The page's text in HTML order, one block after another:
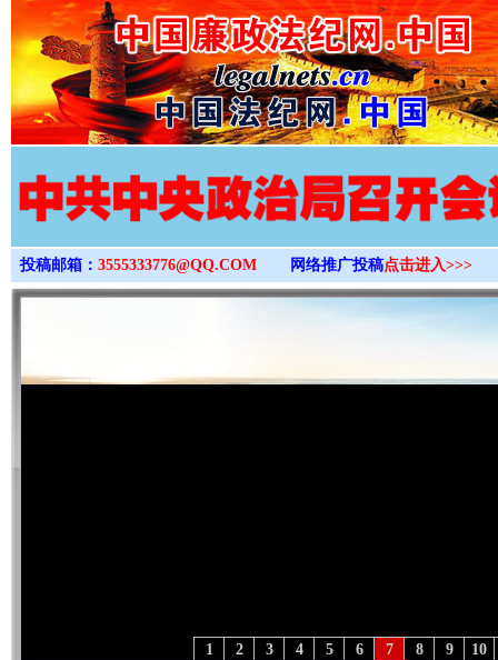
>
投稿邮箱： 3555333776@QQ.COM 网络推广投稿点击进入>>>
10
9
8
7
6
5
4
3
2
1